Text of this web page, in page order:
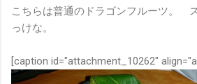
こちらは普通のドラゴンフルーツ。
っけな。
[caption id="attachment_10262"